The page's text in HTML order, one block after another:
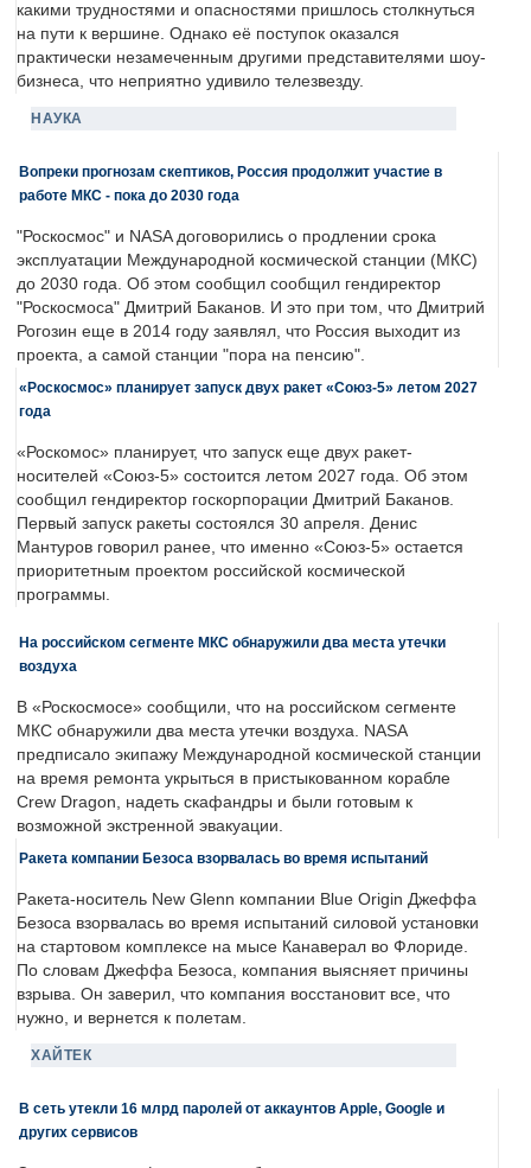
какими трудностями и опасностями пришлось столкнуться
на пути к вершине. Однако её поступок оказался
практически незамеченным другими представителями шоу-
бизнеса, что неприятно удивило телезвезду.
НАУКА
Вопреки прогнозам скептиков, Россия продолжит участие в
работе МКС - пока до 2030 года
"Роскосмос" и NASA договорились о продлении срока
эксплуатации Международной космической станции (МКС)
до 2030 года. Об этом сообщил сообщил гендиректор
"Роскосмоса" Дмитрий Баканов. И это при том, что Дмитрий
Рогозин еще в 2014 году заявлял, что Россия выходит из
проекта, а самой станции "пора на пенсию".
«Роскосмос» планирует запуск двух ракет «Союз-5» летом 2027
года
«Роскомос» планирует, что запуск еще двух ракет-
носителей «Союз-5» состоится летом 2027 года. Об этом
сообщил гендиректор госкорпорации Дмитрий Баканов.
Первый запуск ракеты состоялся 30 апреля. Денис
Мантуров говорил ранее, что именно «Союз-5» остается
приоритетным проектом российской космической
программы.
На российском сегменте МКС обнаружили два места утечки
воздуха
В «Роскосмосе» сообщили, что на российском сегменте
МКС обнаружили два места утечки воздуха. NASA
предписало экипажу Международной космической станции
на время ремонта укрыться в пристыкованном корабле
Crew Dragon, надеть скафандры и были готовым к
возможной экстренной эвакуации.
Ракета компании Безоса взорвалась во время испытаний
Ракета-носитель New Glenn компании Blue Origin Джеффа
Безоса взорвалась во время испытаний силовой установки
на стартовом комплексе на мысе Канаверал во Флориде.
По словам Джеффа Безоса, компания выясняет причины
взрыва. Он заверил, что компания восстановит все, что
нужно, и вернется к полетам.
ХАЙТЕК
В сеть утекли 16 млрд паролей от аккаунтов Apple, Google и
других сервисов